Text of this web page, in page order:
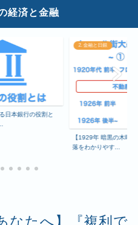
経済と金融
2. 金融と日銀
をわかりやすく解説
なたへ】『複利で